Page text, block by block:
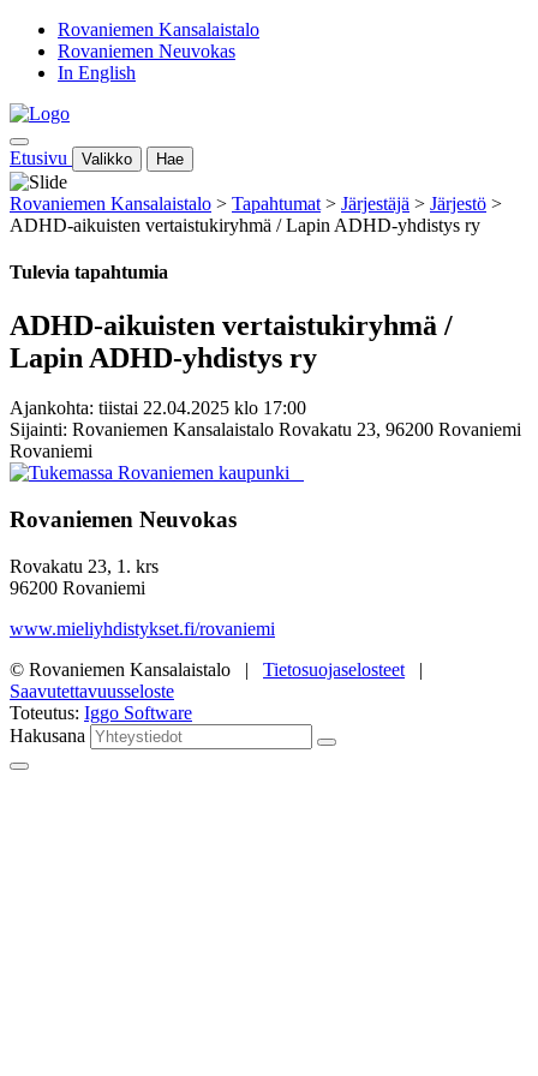
Rovaniemen Kansalaistalo
Rovaniemen Neuvokas
In English
Etusivu Valikko Hae
Rovaniemen Kansalaistalo > Tapahtumat > Järjestäjä > Järjestö >
ADHD-aikuisten vertaistukiryhmä / Lapin ADHD-yhdistys ry
Tulevia tapahtumia
ADHD-aikuisten vertaistukiryhmä /
Lapin ADHD-yhdistys ry
Ajankohta: tiistai 22.04.2025 klo 17:00
Sijainti: Rovaniemen Kansalaistalo Rovakatu 23, 96200 Rovaniemi
Rovaniemi
Rovaniemen Neuvokas
Rovakatu 23, 1. krs
96200 Rovaniemi
www.mieliyhdistykset.fi/rovaniemi
© Rovaniemen Kansalaistalo | Tietosuojaselosteet |
Saavutettavuusseloste
Toteutus: Iggo Software
Hakusana